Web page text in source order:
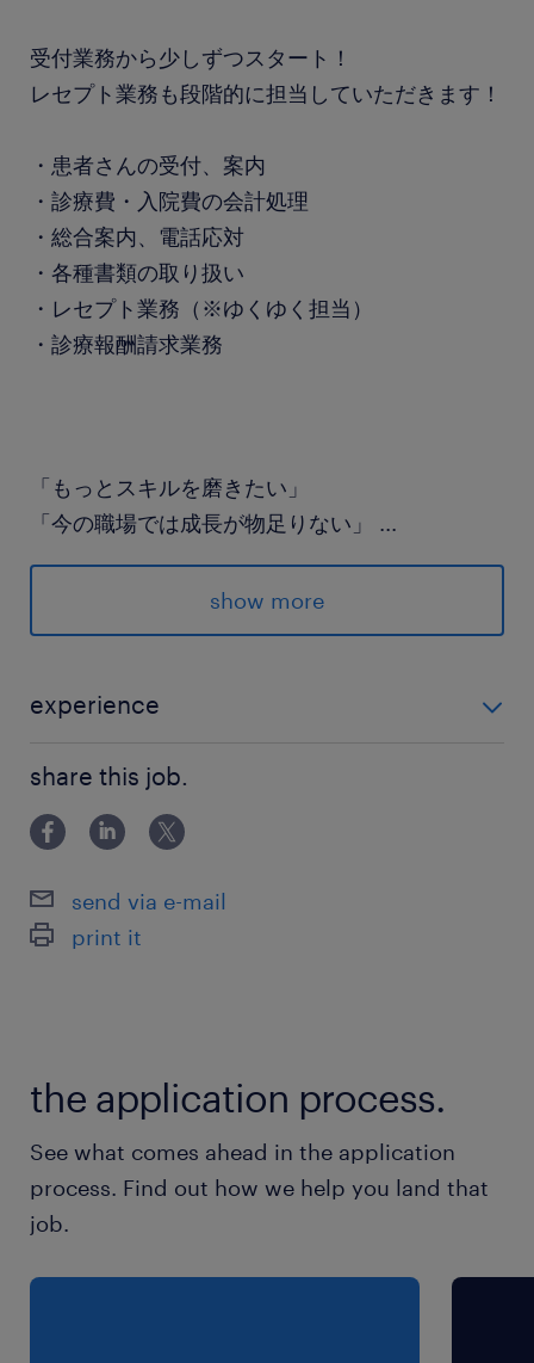
受付業務から少しずつスタート！
レセプト業務も段階的に担当していただきます！
・患者さんの受付、案内
・診療費・入院費の会計処理
・総合案内、電話応対
・各種書類の取り扱い
・レセプト業務（※ゆくゆく担当）
・診療報酬請求業務
「もっとスキルを磨きたい」
「今の職場では成長が物足りない」 ...
そんなあなたを私たちは全力で応援します！
経験を活かして、一緒に働きませんか？
・配属部署：医療事務課（10名／30～50代の女
性が活躍中）
・周辺施設：目の前にスーパー・コンビニ・ファ
・設備：休憩室・ロッカー・更衣室完備
京葉線／舞浜駅（バス12分）
休日休暇
週休2日
日曜定休・週休2日制（年間休日125日以上）・年
末年始休暇（5日間）・GW休暇 ・祝日休み
show more
experience
科・外科がある病院での就業経験 【歓迎】 ・医療事務
経験 ・総合病院での勤務経験 ・医療保険請求事務者
（医科・歯科）資格保有者 ・医療事務検定試験
share this job.
send via e-mail
print it
the application process.
See what comes ahead in the application
process. Find out how we help you land that
job.